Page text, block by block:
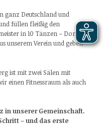
ganz Deutschland und
füllen fleißig den
in 10 Tänzen – Dominic
unserem Verein und geben
ist mit zwei Sälen mit
einen Fitnessraum als auch
in unserer Gemeinschaft.
– und das erste